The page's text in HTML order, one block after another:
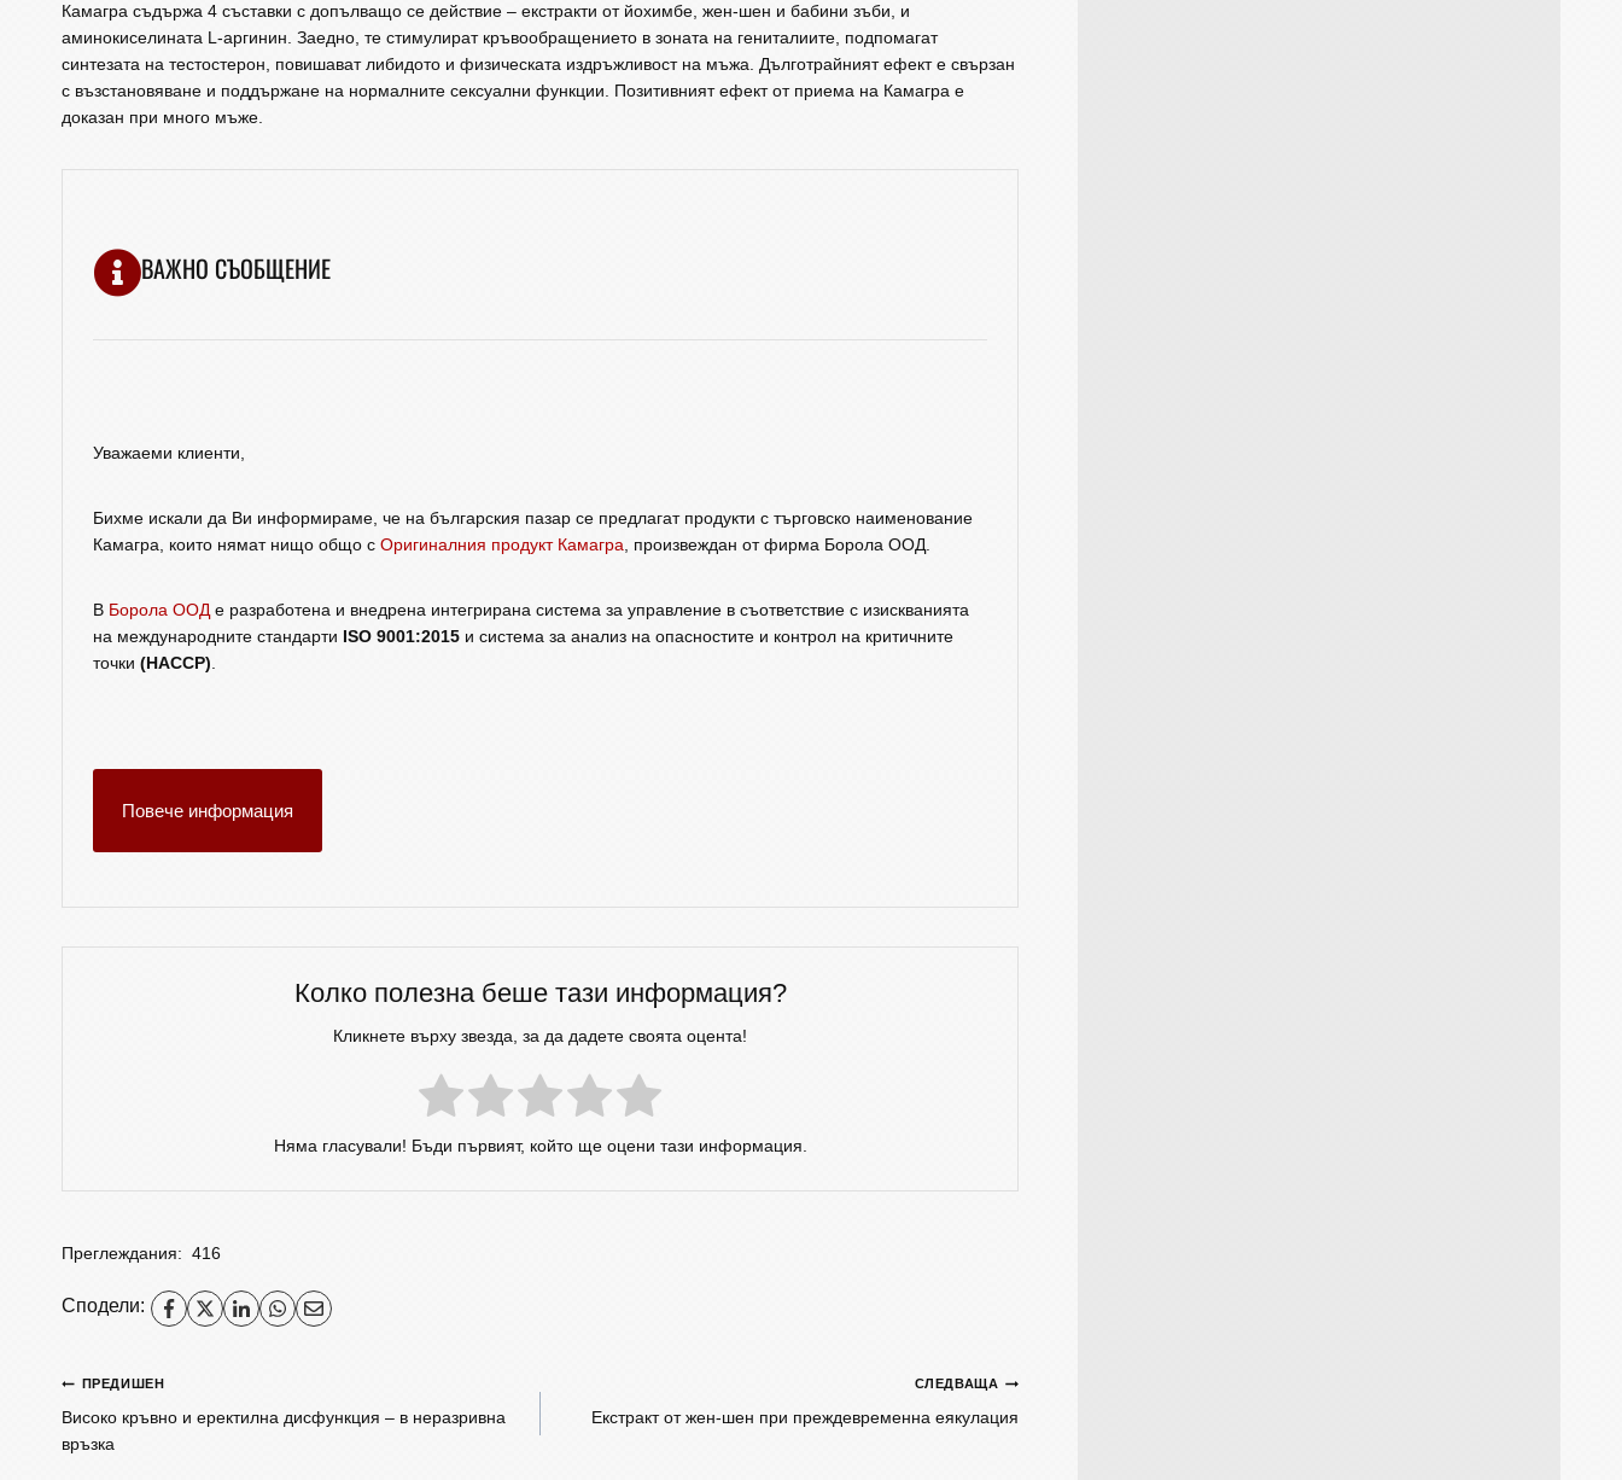
Камагра съдържа 4 съставки с допълващо се действие – екстракти от йохимбе, жен-шен и бабини зъби, и
аминокиселината L-аргинин. Заедно, те стимулират кръвообращението в зоната на гениталиите, подпомагат
синтезата на тестостерон, повишават либидото и физическата издръжливост на мъжа. Дълготрайният ефект е свързан
с възстановяване и поддържане на нормалните сексуални функции. Позитивният ефект от приема на Камагра е
доказан при много мъже.
ВАЖНО СЪОБЩЕНИЕ
Уважаеми клиенти,
Бихме искали да Ви информираме, че на българския пазар се предлагат продукти с търговско наименование
Камагра, които нямат нищо общо с Оригиналния продукт Камагра, произвеждан от фирма Борола ООД.
В Борола ООДе разработена и внедрена интегрирана система за управление в съответствие с изискванията
на международните стандарти ISO 9001:2015 и система за анализ на опасностите и контрол на критичните
точки (HACCP).
Повече информация
Колко полезна беше тази информация?
Кликнете върху звезда, за да дадете своята оцента!
Няма гласували! Бъди първият, който ще оцени тази информация.
Преглеждания: 416
Сподели:
ПРЕДИШЕН
Високо кръвно и еректилна дисфункция – в неразривна
връзка
СЛЕДВАЩА
Eкстракт от жен-шен при преждевременна еякулация